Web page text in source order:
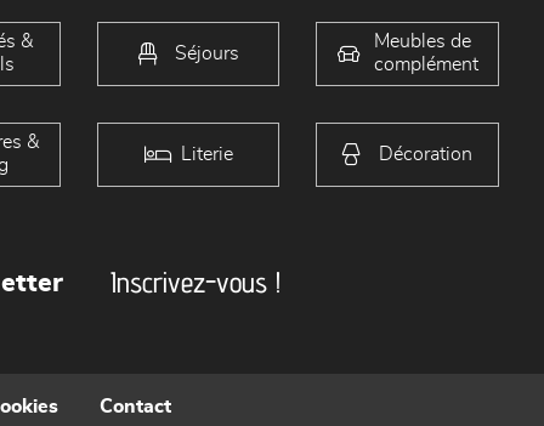
&
Séjours
Meubles de
complément
&
Literie Décoration
Inscrivez-vous !
Contact